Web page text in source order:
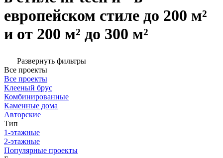
европейском стиле до 200 м²
и от 200 м² до 300 м²
Развернуть фильтры
Все проекты
Все проекты
Клееный брус
Комбинированные
Каменные дома
Авторские
Тип
1-этажные
2-этажные
Популярные проекты